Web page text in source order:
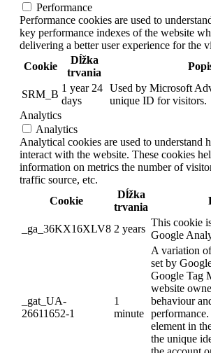
Performance
Performance cookies are used to
key performance indexes of the website
delivering a better user experience for the
Cookie
Dĺžka
trvania
SRM_B
1 year 24
days
Used by Microsoft
unique ID for visitors.
Analytics
Analytics
Analytical cookies are used to understand
interact with the website. These cookies
information on metrics the number of
traffic source, etc.
Cookie
Dĺžka
trvania
_ga_36KX16XLV8 2 years
This cookie
Google
_gat_UA-
26611652-1
1
minute
A variation
set by
Google Tag
website
behaviour
element in
the unique